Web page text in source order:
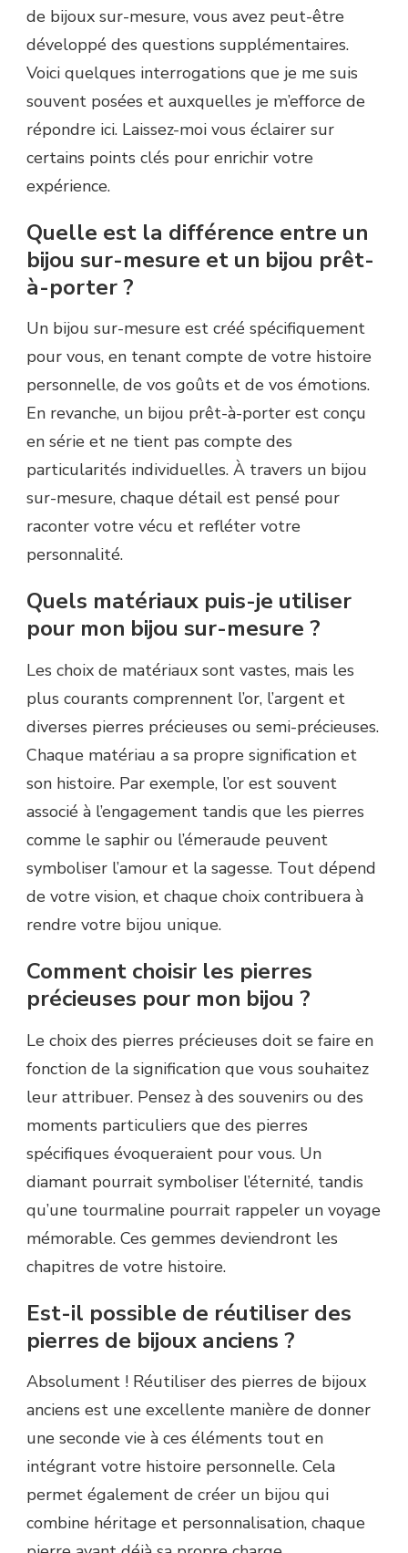
de bijoux sur-mesure, vous avez peut-être
développé des questions supplémentaires.
Voici quelques interrogations que je me suis
souvent posées et auxquelles je m’efforce de
répondre ici. Laissez-moi vous éclairer sur
certains points clés pour enrichir votre
expérience.
Quelle est la différence entre un
bijou sur-mesure et un bijou prêt-
à-porter ?
Un bijou sur-mesure est créé spécifiquement
pour vous, en tenant compte de votre histoire
personnelle, de vos goûts et de vos émotions.
En revanche, un bijou prêt-à-porter est conçu
en série et ne tient pas compte des
particularités individuelles. À travers un bijou
sur-mesure, chaque détail est pensé pour
raconter votre vécu et refléter votre
personnalité.
Quels matériaux puis-je utiliser
pour mon bijou sur-mesure ?
Les choix de matériaux sont vastes, mais les
plus courants comprennent l’or, l’argent et
diverses pierres précieuses ou semi-précieuses.
Chaque matériau a sa propre signification et
son histoire. Par exemple, l’or est souvent
associé à l’engagement tandis que les pierres
comme le saphir ou l’émeraude peuvent
symboliser l’amour et la sagesse. Tout dépend
de votre vision, et chaque choix contribuera à
rendre votre bijou unique.
Comment choisir les pierres
précieuses pour mon bijou ?
Le choix des pierres précieuses doit se faire en
fonction de la signification que vous souhaitez
leur attribuer. Pensez à des souvenirs ou des
moments particuliers que des pierres
spécifiques évoqueraient pour vous. Un
diamant pourrait symboliser l’éternité, tandis
qu’une tourmaline pourrait rappeler un voyage
mémorable. Ces gemmes deviendront les
chapitres de votre histoire.
Est-il possible de réutiliser des
pierres de bijoux anciens ?
Absolument ! Réutiliser des pierres de bijoux
anciens est une excellente manière de donner
une seconde vie à ces éléments tout en
intégrant votre histoire personnelle. Cela
permet également de créer un bijou qui
combine héritage et personnalisation, chaque